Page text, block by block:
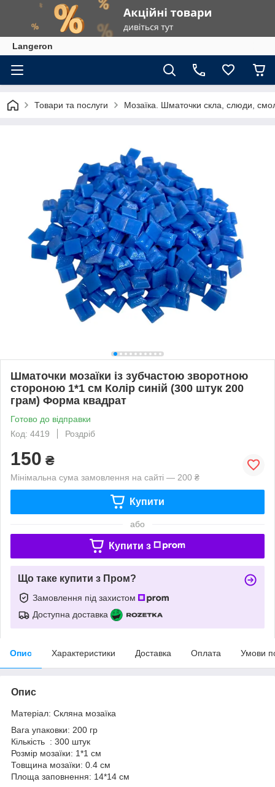
Langeron
Товари та послуги Мозаїка. Шматочки скла, слюди,
Шматочки мозаїки із зубчастою зворотною
стороною 1*1 см Колір синій (300 штук 200
грам) Форма квадрат
Готово до відправки
Код: 4419
Роздріб
150 ₴
Мінімальна сума замовлення на сайті — 200 ₴
Купити
або
Купити з
Що таке купити з Пром?
Замовлення під захистом
Доступна доставка
Опис Характеристики Доставка Оплата Умови
Опис
Матеріал: Скляна мозаїка
Вага упаковки: 200 гр
Кількість : 300 штук
Розмір мозаїки: 1*1 см
Товщина мозаїки: 0.4 см
Площа заповнення: 14*14 см